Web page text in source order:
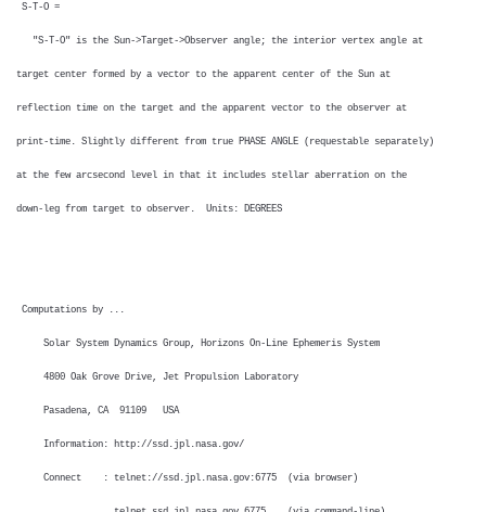
S-T-O =
"S-T-O" is the Sun->Target->Observer angle; the interior vertex angle at
target center formed by a vector to the apparent center of the Sun at
reflection time on the target and the apparent vector to the observer at
print-time. Slightly different from true PHASE ANGLE (requestable separately)
at the few arcsecond level in that it includes stellar aberration on the
down-leg from target to observer. Units: DEGREES
Computations by ...
Solar System Dynamics Group, Horizons On-Line Ephemeris System
4800 Oak Grove Drive, Jet Propulsion Laboratory
Pasadena, CA 91109 USA
Information: http://ssd.jpl.nasa.gov/
Connect : telnet://ssd.jpl.nasa.gov:6775 (via browser)